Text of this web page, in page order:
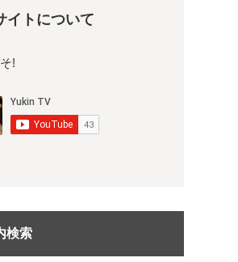
イトについて
!
検索